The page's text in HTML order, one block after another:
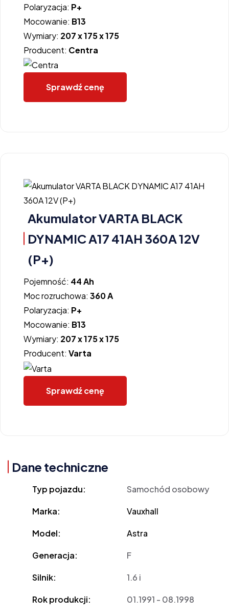
Polaryzacja: P+
Mocowanie: B13
Wymiary: 207 x 175 x 175
Producent: Centra
Sprawdź cenę
Akumulator VARTA BLACK
DYNAMIC A17 41AH 360A 12V
(P+)
Pojemność: 44 Ah
Moc rozruchowa: 360 A
Polaryzacja: P+
Mocowanie: B13
Wymiary: 207 x 175 x 175
Producent: Varta
Sprawdź cenę
Dane techniczne
Typ pojazdu: Samochód osobowy
Marka: Vauxhall
Model: Astra
Generacja: F
Silnik: 1.6 i
Rok produkcji: 01.1991 - 08.1998